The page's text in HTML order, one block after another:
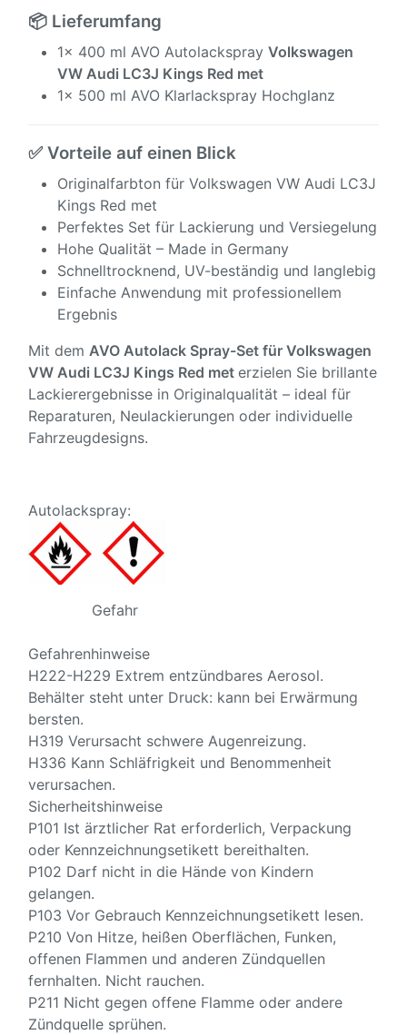
📦 Lieferumfang
1x 400 ml AVO Autolackspray Volkswagen
VW Audi LC3J Kings Red met
1x 500 ml AVO Klarlackspray Hochglanz
✅ Vorteile auf einen Blick
Originalfarbton für Volkswagen VW Audi LC3J
Kings Red met
Perfektes Set für Lackierung und Versiegelung
Hohe Qualität – Made in Germany
Schnelltrocknend, UV-beständig und langlebig
Einfache Anwendung mit professionellem
Ergebnis
Mit dem AVO Autolack Spray-Set für Volkswagen
VW Audi LC3J Kings Red met erzielen Sie brillante
Lackierergebnisse in Originalqualität – ideal für
Reparaturen, Neulackierungen oder individuelle
Fahrzeugdesigns.
Autolackspray:
Gefahr
Gefahrenhinweise
H222-H229 Extrem entzündbares Aerosol.
Behälter steht unter Druck: kann bei Erwärmung
bersten.
H319 Verursacht schwere Augenreizung.
H336 Kann Schläfrigkeit und Benommenheit
verursachen.
Sicherheitshinweise
P101 Ist ärztlicher Rat erforderlich, Verpackung
oder Kennzeichnungsetikett bereithalten.
P102 Darf nicht in die Hände von Kindern
gelangen.
P103 Vor Gebrauch Kennzeichnungsetikett lesen.
P210 Von Hitze, heißen Oberflächen, Funken,
offenen Flammen und anderen Zündquellen
fernhalten. Nicht rauchen.
P211 Nicht gegen offene Flamme oder andere
Zündquelle sprühen.